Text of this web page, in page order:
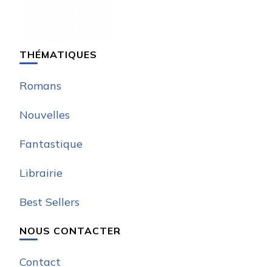
THÉMATIQUES
Romans
Nouvelles
Fantastique
Librairie
Best Sellers
NOUS CONTACTER
Contact